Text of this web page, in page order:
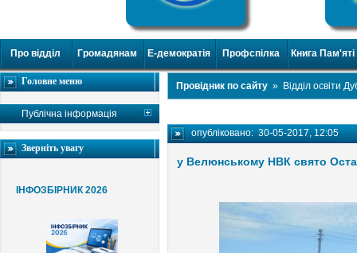
Про відділ Громадянам Е-демократія Профспілка Книга Пам'яті
Головне меню
Публічна інформація
Зверніть увагу
ІНФОЗБІРНИК 2026
Провідник по сайту » Відділ освіти
опубліковано:30-05-2017, 12:05
у Велюнському НВК свято